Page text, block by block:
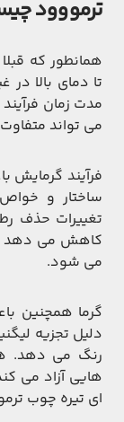
ترمووود
همانطور که
تا دمای بالا
مدت زمان
می تواند
فرآیند
ساختار و
تغییرات حذف
کاهش می دهد و
می شود.
گرما همچنین
دلیل تجزیه
رنگ می دهد.
هایی آزاد می
ای تیره چوب